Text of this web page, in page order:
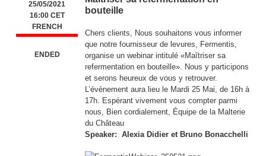
25/05/2021
16:00 CET
FRENCH
ENDED
bouteille
Chers clients, Nous souhaitons vous informer
que notre fournisseur de levures, Fermentis,
organise un webinar intitulé «Maîtriser sa
refermentation en bouteille». Nous y participons
et serons heureux de vous y retrouver.
L’évènement aura lieu le Mardi 25 Mai, de 16h à
17h. Espérant vivement vous compter parmi
nous, Bien cordialement, Équipe de la Malterie
du Château
Speaker: Alexia Didier et Bruno Bonacchelli